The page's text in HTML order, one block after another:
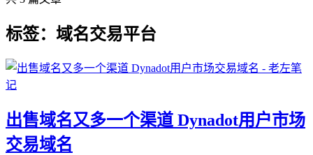
标签：域名交易平台
出售域名又多一个渠道 Dynadot用户市场
交易域名